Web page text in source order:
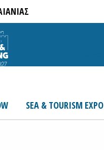
SEA & TOURISM EXPO